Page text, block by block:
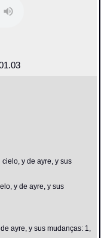
y de ayre, y sus
y de ayre, y sus
ayre, y sus mudanças: 1,